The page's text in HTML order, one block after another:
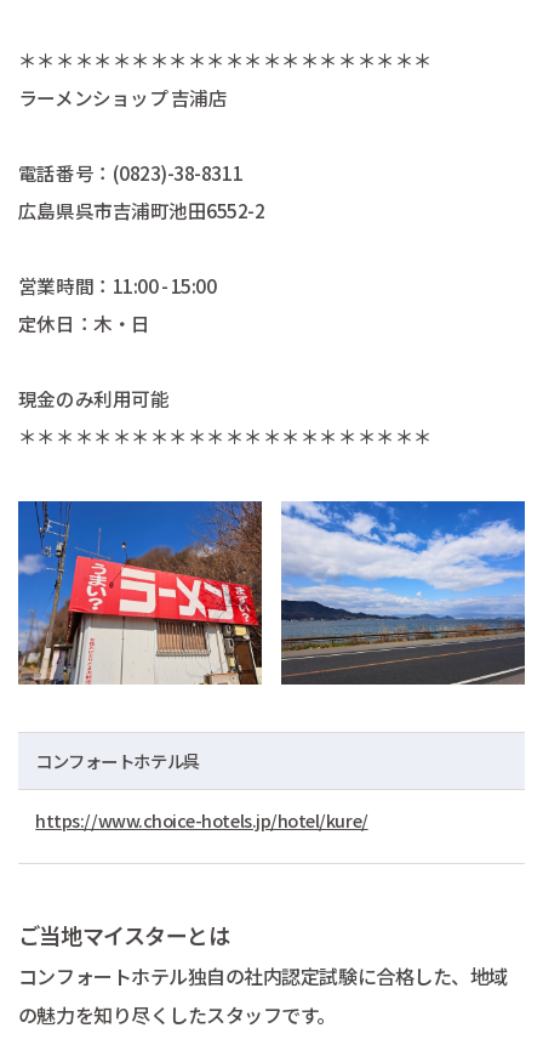
＊＊＊＊＊＊＊＊＊＊＊＊＊＊＊＊＊＊＊＊＊＊
ラーメンショップ 吉浦店
電話番号：(0823)-38-8311
広島県呉市吉浦町池田6552-2
営業時間：11:00 - 15:00
定休日：木・日
現金のみ利用可能
＊＊＊＊＊＊＊＊＊＊＊＊＊＊＊＊＊＊＊＊＊＊
コンフォートホテル呉
https://www.choice-hotels.jp/hotel/kure/
ご当地マイスターとは
コンフォートホテル独自の社内認定試験に合格した、地域
の魅力を知り尽くしたスタッフです。